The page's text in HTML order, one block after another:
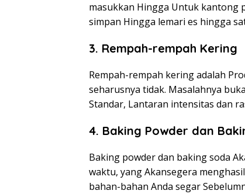
masukkan Hingga Untuk kantong
simpan Hingga lemari es hingga
3. Rempah-rempah Kering
Rempah-rempah kering adalah
seharusnya tidak. Masalahnya
Standar, Lantaran intensitas dan
4. Baking Powder dan
Baking powder dan baking soda
waktu, yang Akansegera
bahan-bahan Anda segar